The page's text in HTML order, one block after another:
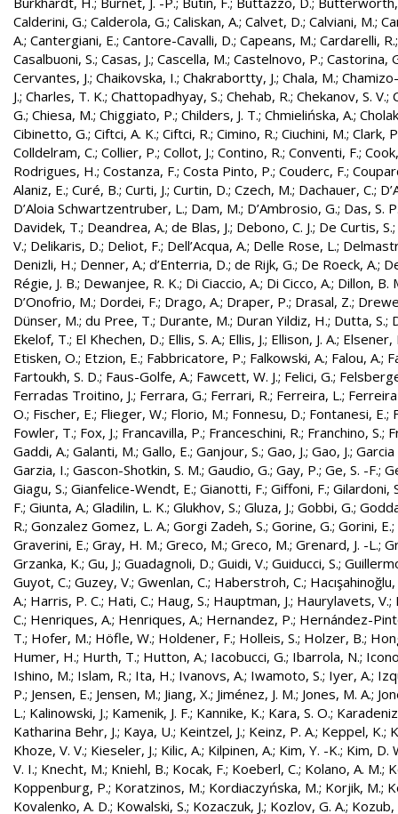
Calderini, G.; Calderola, G.; Caliskan, A.; Calvet, D.; Calviani, M.;
A.; Cantergiani, E.; Cantore-Cavalli, D.; Capeans, M.; Cardarelli, R.
Casalbuoni, S.; Casas, J.; Cascella, M.; Castelnovo, P.; Castorina,
Cervantes, J.; Chaikovska, I.; Chakrabortty, J.; Chala, M.;
J.; Charles, T. K.; Chattopadhyay, S.; Chehab, R.; Chekanov, S. V.;
G.; Chiesa, M.; Chiggiato, P.; Childers, J. T.; Chmielińska, A.;
Cibinetto, G.; Ciftci, A. K.; Ciftci, R.; Cimino, R.; Ciuchini, M.; Clark,
Colldelram, C.; Collier, P.; Collot, J.; Contino, R.; Conventi, F.;
Rodrigues, H.; Costanza, F.; Costa Pinto, P.; Couderc, F.;
Alaniz, E.; Curé, B.; Curti, J.; Curtin, D.; Czech, M.; Dachauer, C.;
D’Aloia Schwartzentruber, L.; Dam, M.; D’Ambrosio, G.; Das, S.
Davidek, T.; Deandrea, A.; de Blas, J.; Debono, C. J.; De Curtis, S.;
V.; Delikaris, D.; Deliot, F.; Dell’Acqua, A.; Delle Rose, L.;
Denizli, H.; Denner, A.; d’Enterria, D.; de Rijk, G.; De Roeck, A.;
Régie, J. B.; Dewanjee, R. K.; Di Ciaccio, A.; Di Cicco, A.; Dillon, B.
D’Onofrio, M.; Dordei, F.; Drago, A.; Draper, P.; Drasal, Z.;
Dünser, M.; du Pree, T.; Durante, M.; Duran Yildiz, H.; Dutta, S.;
Ekelof, T.; El Khechen, D.; Ellis, S. A.; Ellis, J.; Ellison, J. A.; Elsener,
Etisken, O.; Etzion, E.; Fabbricatore, P.; Falkowski, A.; Falou, A.;
Fartoukh, S. D.; Faus-Golfe, A.; Fawcett, W. J.; Felici, G.;
Ferradas Troitino, J.; Ferrara, G.; Ferrari, R.; Ferreira, L.;
O.; Fischer, E.; Flieger, W.; Florio, M.; Fonnesu, D.; Fontanesi, E.;
Fowler, T.; Fox, J.; Francavilla, P.; Franceschini, R.; Franchino, S.;
Gaddi, A.; Galanti, M.; Gallo, E.; Ganjour, S.; Gao, J.; Gao, J.; Garcia
Garzia, I.; Gascon-Shotkin, S. M.; Gaudio, G.; Gay, P.; Ge, S. -F.;
Giagu, S.; Gianfelice-Wendt, E.; Gianotti, F.; Giffoni, F.; Gilardoni,
F.; Giunta, A.; Gladilin, L. K.; Glukhov, S.; Gluza, J.; Gobbi, G.;
R.; Gonzalez Gomez, L. A.; Gorgi Zadeh, S.; Gorine, G.; Gorini, E.;
Graverini, E.; Gray, H. M.; Greco, M.; Greco, M.; Grenard, J. -L.;
Grzanka, K.; Gu, J.; Guadagnoli, D.; Guidi, V.; Guiducci, S.;
Guyot, C.; Guzey, V.; Gwenlan, C.; Haberstroh, C.;
A.; Harris, P. C.; Hati, C.; Haug, S.; Hauptman, J.; Haurylavets, V.;
C.; Henriques, A.; Henriques, A.; Hernandez, P.; Hernández-
T.; Hofer, M.; Höfle, W.; Holdener, F.; Holleis, S.; Holzer, B.;
Humer, H.; Hurth, T.; Hutton, A.; Iacobucci, G.; Ibarrola, N.;
Ishino, M.; Islam, R.; Ita, H.; Ivanovs, A.; Iwamoto, S.; Iyer, A.;
P.; Jensen, E.; Jensen, M.; Jiang, X.; Jiménez, J. M.; Jones, M. A.;
L.; Kalinowski, J.; Kamenik, J. F.; Kannike, K.; Kara, S. O.;
Katharina Behr, J.; Kaya, U.; Keintzel, J.; Keinz, P. A.; Keppel, K.;
Khoze, V. V.; Kieseler, J.; Kilic, A.; Kilpinen, A.; Kim, Y. -K.; Kim, D.
V. I.; Knecht, M.; Kniehl, B.; Kocak, F.; Koeberl, C.; Kolano, A. M.;
Koppenburg, P.; Koratzinos, M.; Kordiaczyńska, M.; Korjik, M.;
Kovalenko, A. D.; Kowalski, S.; Kozaczuk, J.; Kozlov, G. A.; Kozub,